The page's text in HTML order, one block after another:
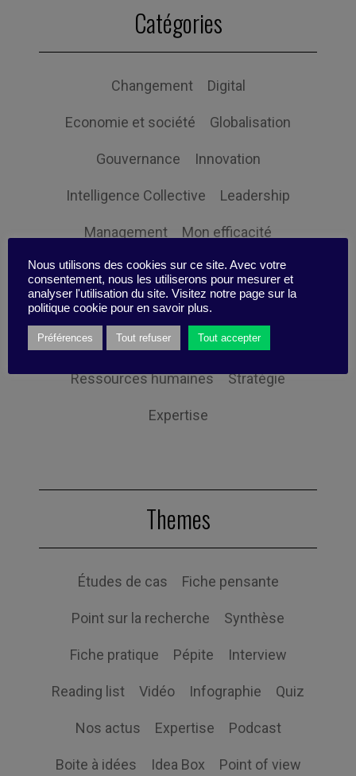
Catégories
Changement Digital
Economie et société Globalisation
Gouvernance Innovation
Intelligence Collective Leadership
Management Mon efficacité
Non classifié(e) Organisation
Orientation client Performance
Prospective Responsabilité sociale
Ressources humaines Stratégie
Expertise
Themes
Études de cas Fiche pensante
Point sur la recherche Synthèse
Fiche pratique Pépite Interview
Reading list Vidéo Infographie Quiz
Nos actus Expertise Podcast
Boite à idées Idea Box Point of view
Nous utilisons des cookies sur ce site. Avec votre
consentement, nous les utiliserons pour mesurer et
analyser l'utilisation du site. Visitez notre page sur la
politique cookie pour en savoir plus.
Préférences Tout refuser Tout accepter